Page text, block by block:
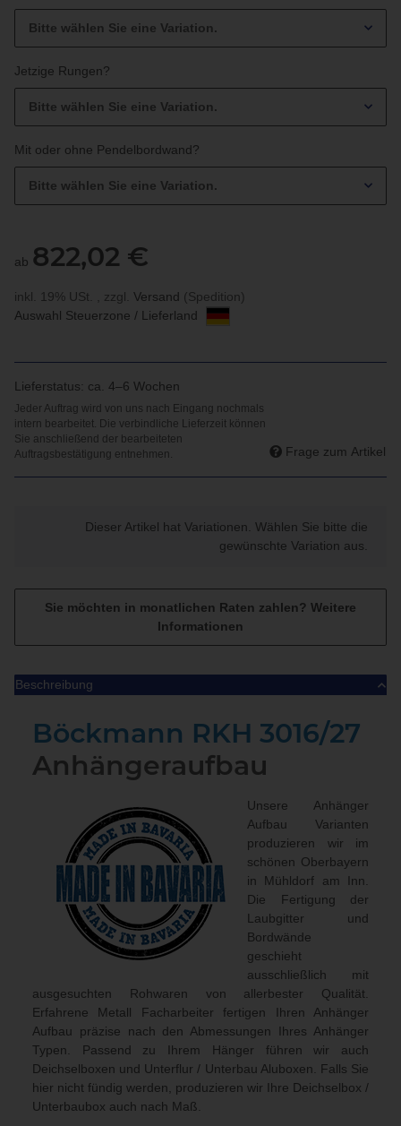
Bitte wählen Sie eine Variation.
Jetzige Rungen?
Bitte wählen Sie eine Variation.
Mit oder ohne Pendelbordwand?
Bitte wählen Sie eine Variation.
ab 822,02 €
inkl. 19% USt. , zzgl. Versand (Spedition)
Auswahl Steuerzone / Lieferland
Lieferstatus: ca. 4–6 Wochen
Frage zum Artikel
Dieser Artikel hat Variationen. Wählen Sie bitte die
gewünschte Variation aus.
Sie möchten in monatlichen Raten zahlen? Weitere
Informationen
Beschreibung
Böckmann RKH 3016/27
Anhängeraufbau
Unsere Anhänger
Aufbau Varianten
produzieren wir im
schönen Oberbayern
in Mühldorf am Inn.
Die Fertigung der
Laubgitter und
Bordwände
geschieht
ausschließlich mit
ausgesuchten Rohwaren von allerbester Qualität.
Erfahrene Metall Facharbeiter fertigen Ihren Anhänger
Aufbau präzise nach den Abmessungen Ihres Anhänger
Typen. Passend zu Ihrem Hänger führen wir auch
Deichselboxen und Unterflur / Unterbau Aluboxen . Falls Sie
hier nicht fündig werden, produzieren wir Ihre Deichselbox /
Unterbaubox auch nach Maß